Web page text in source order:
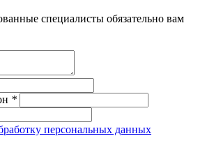
специалисты обязательно вам
*
персональных данных